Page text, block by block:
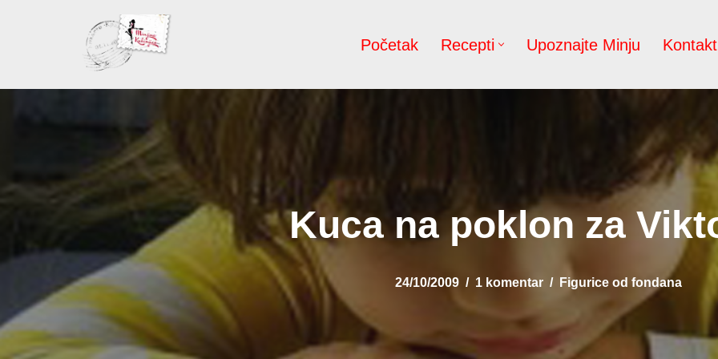
sadržaj
Početak Recepti Upoznajte Minju Kontakt
Kuca na poklon za
24/10/2009 1 komentar Figurice od fondana